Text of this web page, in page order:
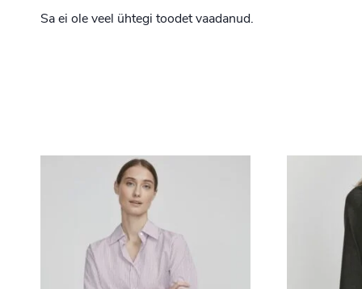
Sa ei ole veel ühtegi toodet vaadanud.